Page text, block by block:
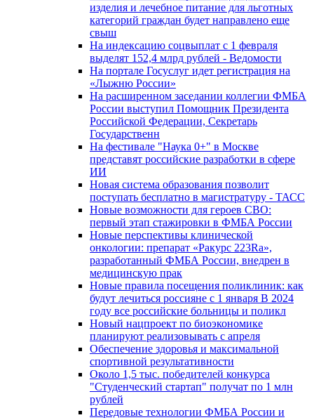
изделия и лечебное питание для льготных
категорий граждан будет направлено еще
свыш
На индексацию соцвыплат с 1 февраля
выделят 152,4 млрд рублей - Ведомости
На портале Госуслуг идет регистрация на
«Лыжню России»
На расширенном заседании коллегии ФМБА
России выступил Помощник Президента
Российской Федерации, Секретарь
Государственн
На фестивале "Наука 0+" в Москве
представят российские разработки в сфере
ИИ
Новая система образования позволит
поступать бесплатно в магистратуру - ТАСС
Новые возможности для героев СВО:
первый этап стажировки в ФМБА России
Новые перспективы клинической
онкологии: препарат «Ракурс 223Ra»,
разработанный ФМБА России, внедрен в
медицинскую прак
Новые правила посещения поликлиник: как
будут лечиться россияне с 1 января В 2024
году все российские больницы и поликл
Новый нацпроект по биоэкономике
планируют реализовывать с апреля
Обеспечение здоровья и максимальной
спортивной результативности
Около 1,5 тыс. победителей конкурса
"Студенческий стартап" получат по 1 млн
рублей
Передовые технологии ФМБА России и